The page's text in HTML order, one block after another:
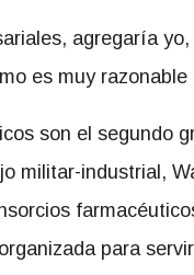
agregaría
es muy
son el segundo
militar-industrial,
para